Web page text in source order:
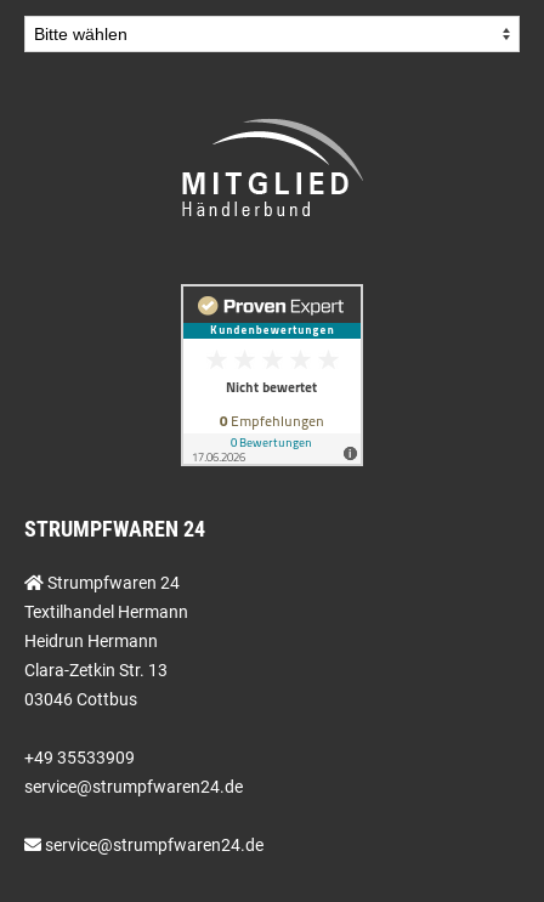
STRUMPFWAREN 24
Strumpfwaren 24
Textilhandel Hermann
Heidrun Hermann
Clara-Zetkin Str. 13
03046 Cottbus
+49 35533909
service@strumpfwaren24.de
service@strumpfwaren24.de